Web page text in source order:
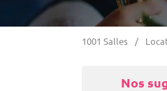
1001 Salles
Nos